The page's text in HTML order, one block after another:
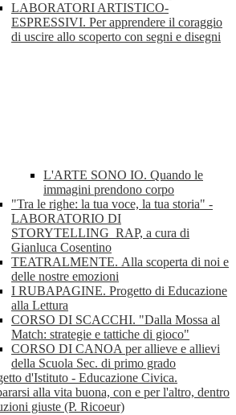
LABORATORI ARTISTICO-
ESPRESSIVI. Per apprendere il coraggio
di uscire allo scoperto con segni e disegni
L'ARTE SONO IO. Quando le
immagini prendono corpo
"Tra le righe: la tua voce, la tua storia" -
LABORATORIO DI
STORYTELLING_RAP, a cura di
Gianluca Cosentino
TEATRALMENTE. Alla scoperta di noi e
delle nostre emozioni
I RUBAPAGINE. Progetto di Educazione
alla Lettura
CORSO DI SCACCHI. "Dalla Mossa al
Match: strategie e tattiche di gioco"
CORSO DI CANOA per allieve e allievi
della Scuola Sec. di primo grado
d'Istituto - Educazione Civica.
alla vita buona, con e per l'altro, dentro
giuste (P. Ricoeur)